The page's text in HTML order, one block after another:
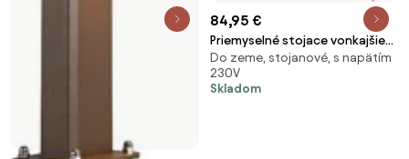
84,95 €
Priemyselné stojace vonkajšie
svietidlo hrdzavohnedá 30 cm
IP44 - Baleno
Do zeme, stojanové, s napätím
230V
Skladom